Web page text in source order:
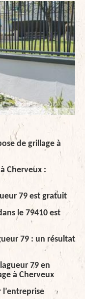
de grillage à
Cherveux :
79 est gratuit
le 79410 est
79 : un résultat
79 en
à Cherveux
l’entreprise